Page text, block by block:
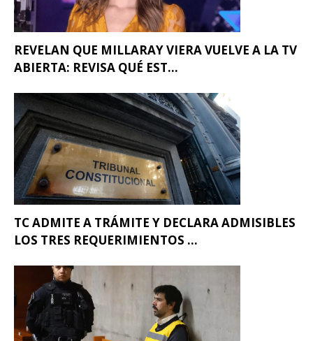
REVELAN QUE MILLARAY VIERA VUELVE A LA TV
ABIERTA: REVISA QUÉ EST...
TC ADMITE A TRÁMITE Y DECLARA ADMISIBLES
LOS TRES REQUERIMIENTOS ...